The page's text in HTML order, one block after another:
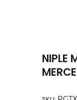
NIPLE